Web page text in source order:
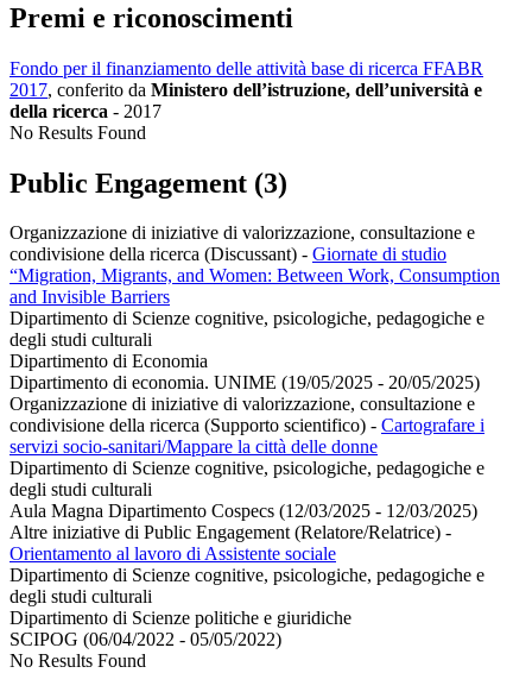
Premi e riconoscimenti
Fondo per il finanziamento delle attività base di ricerca FFABR
2017, conferito da Ministero dell’istruzione, dell’università e
della ricerca - 2017
No Results Found
Public Engagement (3)
Organizzazione di iniziative di valorizzazione, consultazione e
condivisione della ricerca (Discussant) - Giornate di studio
“Migration, Migrants, and Women: Between Work, Consumption
and Invisible Barriers
Dipartimento di Scienze cognitive, psicologiche, pedagogiche e
degli studi culturali
Dipartimento di Economia
Dipartimento di economia. UNIME (19/05/2025 - 20/05/2025)
Organizzazione di iniziative di valorizzazione, consultazione e
condivisione della ricerca (Supporto scientifico) - Cartografare i
servizi socio-sanitari/Mappare la città delle donne
Dipartimento di Scienze cognitive, psicologiche, pedagogiche e
degli studi culturali
Aula Magna Dipartimento Cospecs (12/03/2025 - 12/03/2025)
Altre iniziative di Public Engagement (Relatore/Relatrice) -
Orientamento al lavoro di Assistente sociale
Dipartimento di Scienze cognitive, psicologiche, pedagogiche e
degli studi culturali
Dipartimento di Scienze politiche e giuridiche
SCIPOG (06/04/2022 - 05/05/2022)
No Results Found